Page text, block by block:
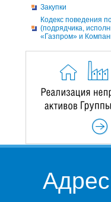
Закупки
Кодекс поведения
(подрядчика,
«Газпром» и